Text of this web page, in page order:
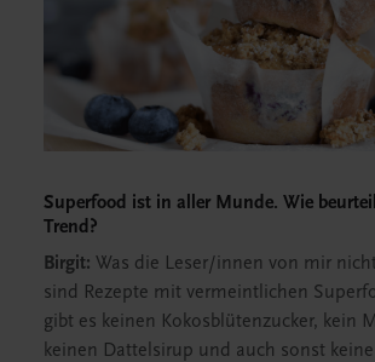
Superfood ist in aller Munde. Wie
Trend?
Birgit: Was die Leser/innen von mir
sind Rezepte mit vermeintlichen
gibt es keinen Kokosblütenzucker, kein
keinen Dattelsirup und auch sonst